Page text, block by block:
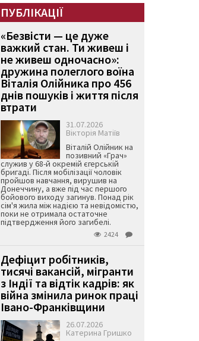
ПУБЛІКАЦІЇ
«Безвісти — це дуже
важкий стан. Ти живеш і
не живеш одночасно»:
дружина полеглого воїна
Віталія Олійника про 456
днів пошуків і життя після
втрати
31.07.2026
Вікторія Матіїв
Віталій Олійник на
позивний «Грач»
служив у 68-й окремій єгерській
бригаді. Після мобілізації чоловік
пройшов навчання, вирушив на
Донеччину, а вже під час першого
бойового виходу загинув. Понад рік
сім'я жила між надією та невідомістю,
поки не отримала остаточне
підтвердження його загибелі.
2424
Дефіцит робітників,
тисячі вакансій, мігранти
з Індії та відтік кадрів: як
війна змінила ринок праці
Івано-Франківщини
26.07.2026
Катерина Гришко